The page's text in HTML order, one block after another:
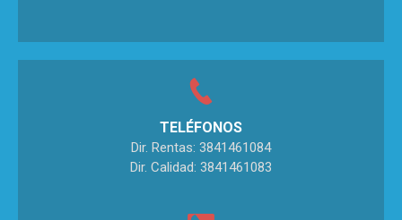
TELÉFONOS
Dir. Rentas: 3841461084
Dir. Calidad: 3841461083